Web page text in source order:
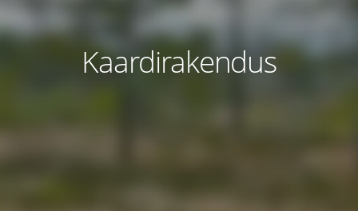
Kaardirakendus